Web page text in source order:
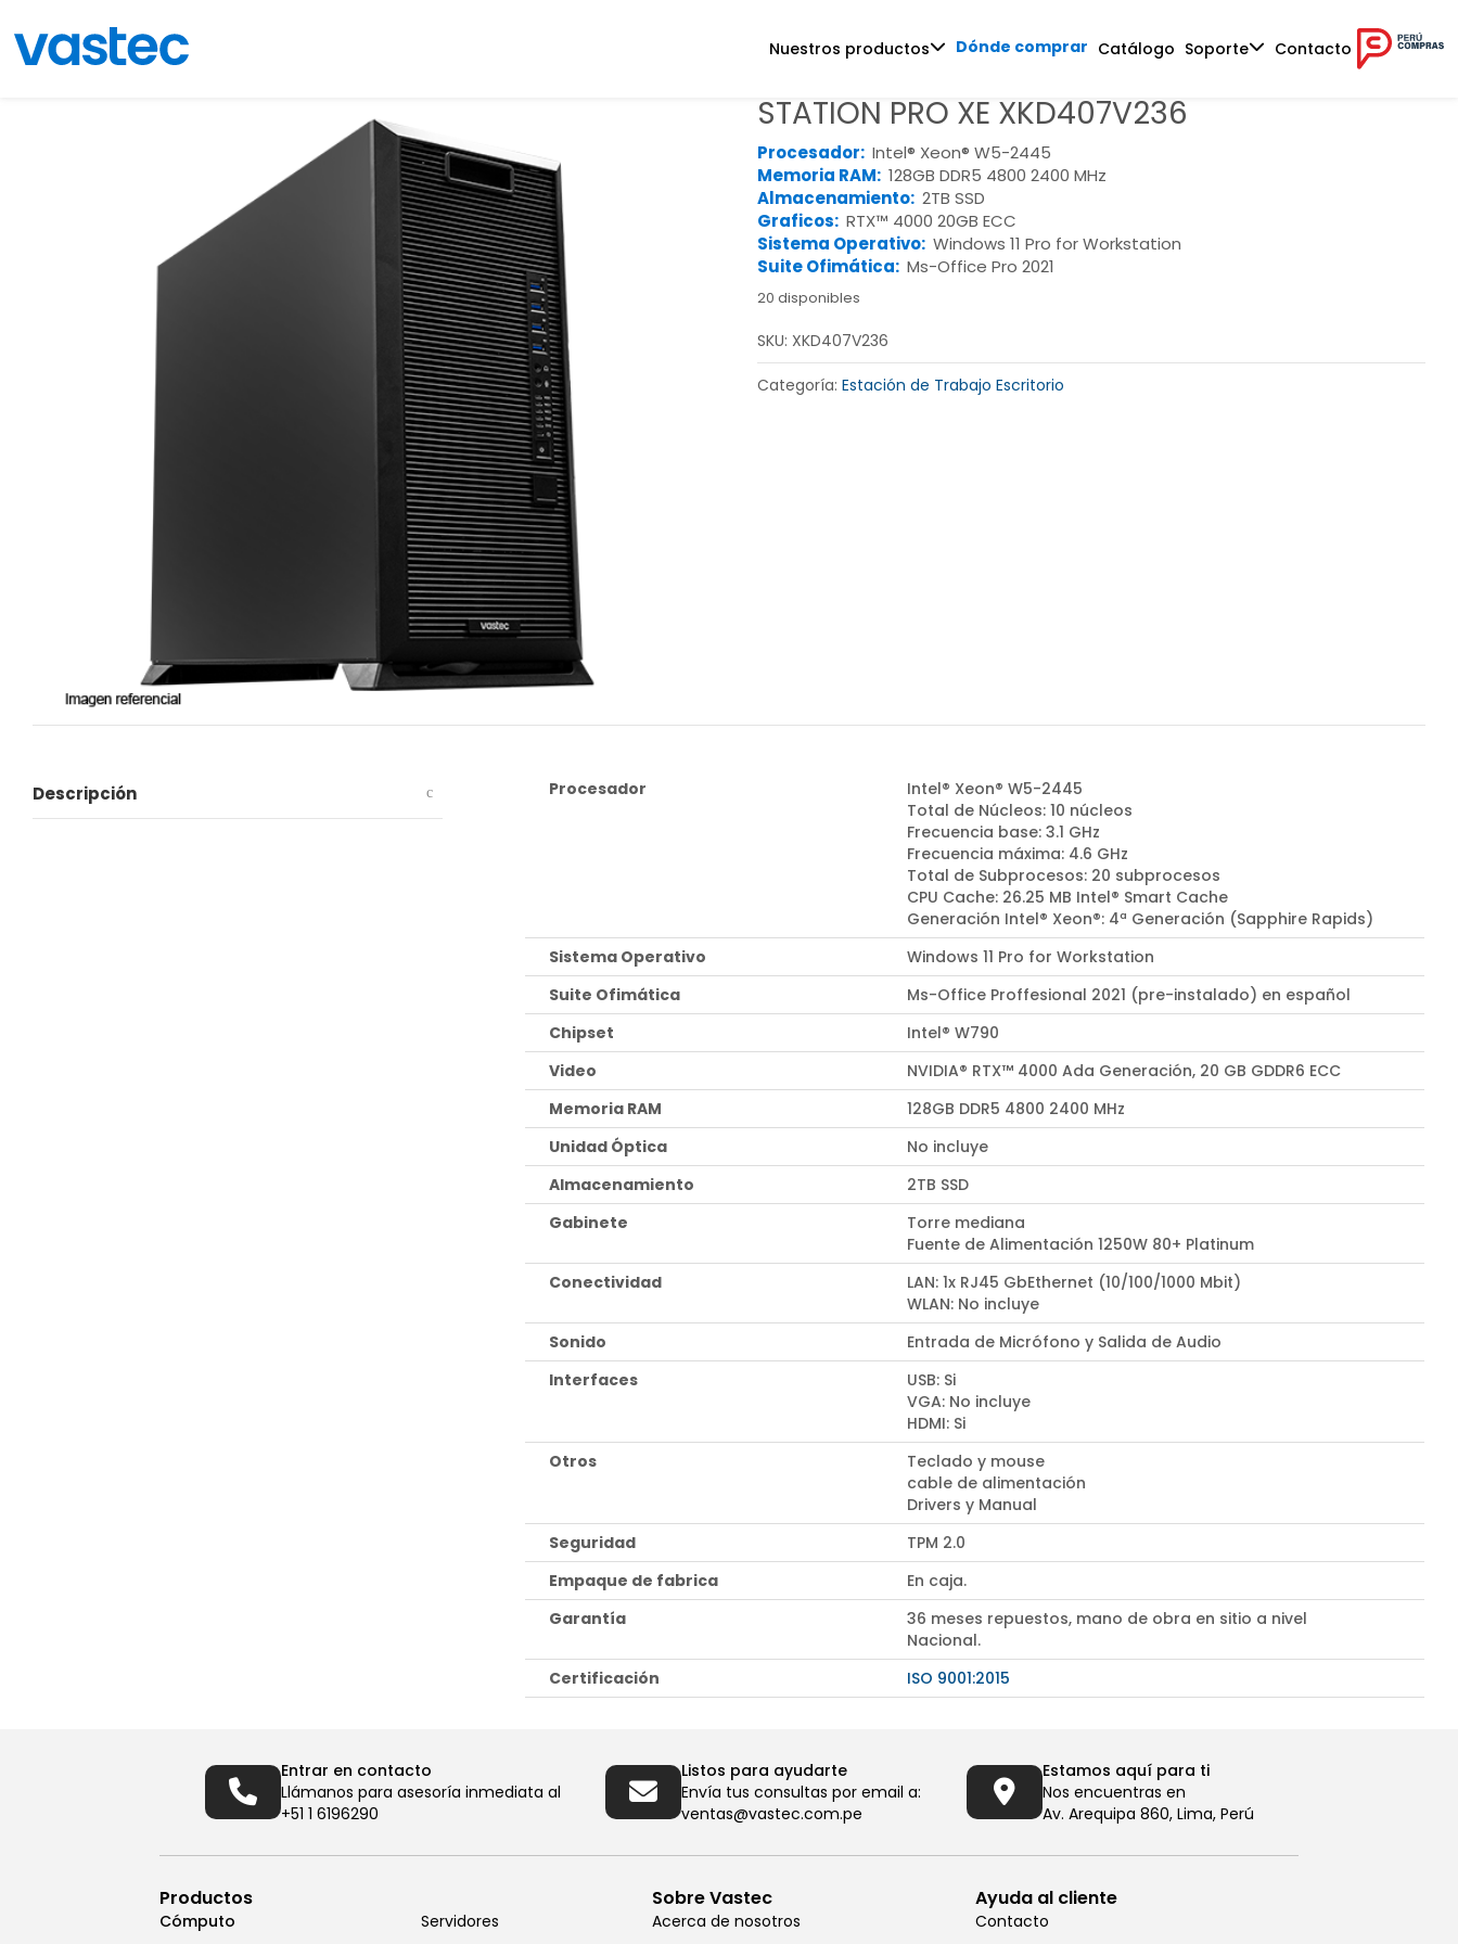
Nuestros productos Dónde comprar Catálogo Soporte Contacto
STATION PRO XE XKD407V236
Procesador: Intel® Xeon® W5-2445
Memoria RAM: 128GB DDR5 4800 2400 MHz
Almacenamiento: 2TB SSD
Graficos: RTX™ 4000 20GB ECC
Sistema Operativo: Windows 11 Pro for Workstation
Suite Ofimática: Ms-Office Pro 2021
20 disponibles
SKU: XKD407V236
Categoría: Estación de Trabajo Escritorio
Descripción Procesador
Intel® Xeon® W5-2445
Total de Núcleos: 10 núcleos
Frecuencia base: 3.1 GHz
Frecuencia máxima: 4.6 GHz
Total de Subprocesos: 20 subprocesos
CPU Cache: 26.25 MB Intel® Smart Cache
Generación Intel® Xeon®: 4ª Generación (Sapphire Rapids)
Sistema Operativo
Windows 11 Pro for Workstation
Suite Ofimática
Ms-Office Proffesional 2021 (pre-instalado) en español
Chipset
Intel® W790
Video
NVIDIA® RTX™ 4000 Ada Generación, 20 GB GDDR6 ECC
Memoria RAM
128GB DDR5 4800 2400 MHz
Unidad Óptica
No incluye
Almacenamiento
2TB SSD
Gabinete
Torre mediana
Fuente de Alimentación 1250W 80+ Platinum
Conectividad
LAN: 1x RJ45 GbEthernet (10/100/1000 Mbit)
WLAN: No incluye
Sonido
Entrada de Micrófono y Salida de Audio
Interfaces
USB: Si
VGA: No incluye
HDMI: Si
Otros
Teclado y mouse
cable de alimentación
Drivers y Manual
Seguridad
TPM 2.0
Empaque de fabrica
En caja.
Garantía
36 meses repuestos, mano de obra en sitio a nivel
Nacional.
Certificación
ISO 9001:2015
Entrar en contacto
Llámanos para asesoría inmediata al
+51 1 6196290
Listos para ayudarte
Envía tus consultas por email a:
ventas@vastec.com.pe
Estamos aquí para ti
Nos encuentras en
Av. Arequipa 860, Lima, Perú
Productos
Cómputo
Servidores
Sobre Vastec
Acerca de nosotros
Ayuda al cliente
Contacto